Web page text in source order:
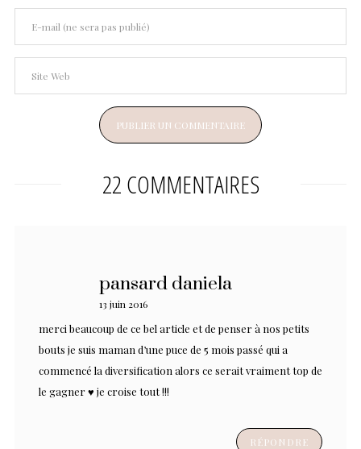
22 COMMENTAIRES
pansard daniela
13 juin 2016
merci beaucoup de ce bel article et de penser à nos petits
bouts je suis maman d’une puce de 5 mois passé qui a
commencé la diversification alors ce serait vraiment top de
le gagner ♥ je croise tout !!!
RÉPONDRE